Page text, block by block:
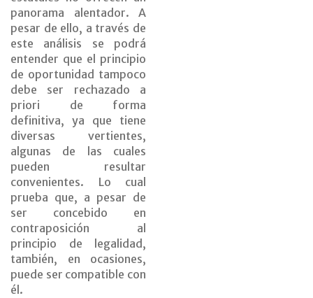
panorama alentador. A
pesar de ello, a través de
este análisis se podrá
entender que el principio
de oportunidad tampoco
debe ser rechazado a
priori de forma
definitiva, ya que tiene
diversas vertientes,
algunas de las cuales
pueden resultar
convenientes. Lo cual
prueba que, a pesar de
ser concebido en
contraposición al
principio de legalidad,
también, en ocasiones,
puede ser compatible con
él.